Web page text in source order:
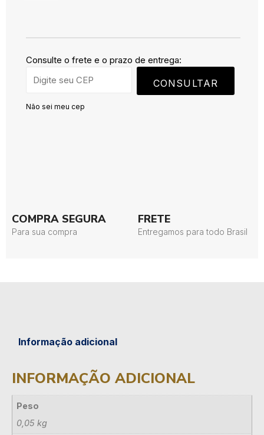
Consulte o frete e o prazo de entrega:
CONSULTAR
Não sei meu cep
COMPRA SEGURA
Para sua compra
FRETE
Entregamos para todo Brasil
Informação adicional
INFORMAÇÃO ADICIONAL
Peso
0,05 kg